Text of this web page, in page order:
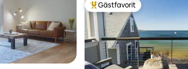
Populär gästfavorit
Gästfavorit